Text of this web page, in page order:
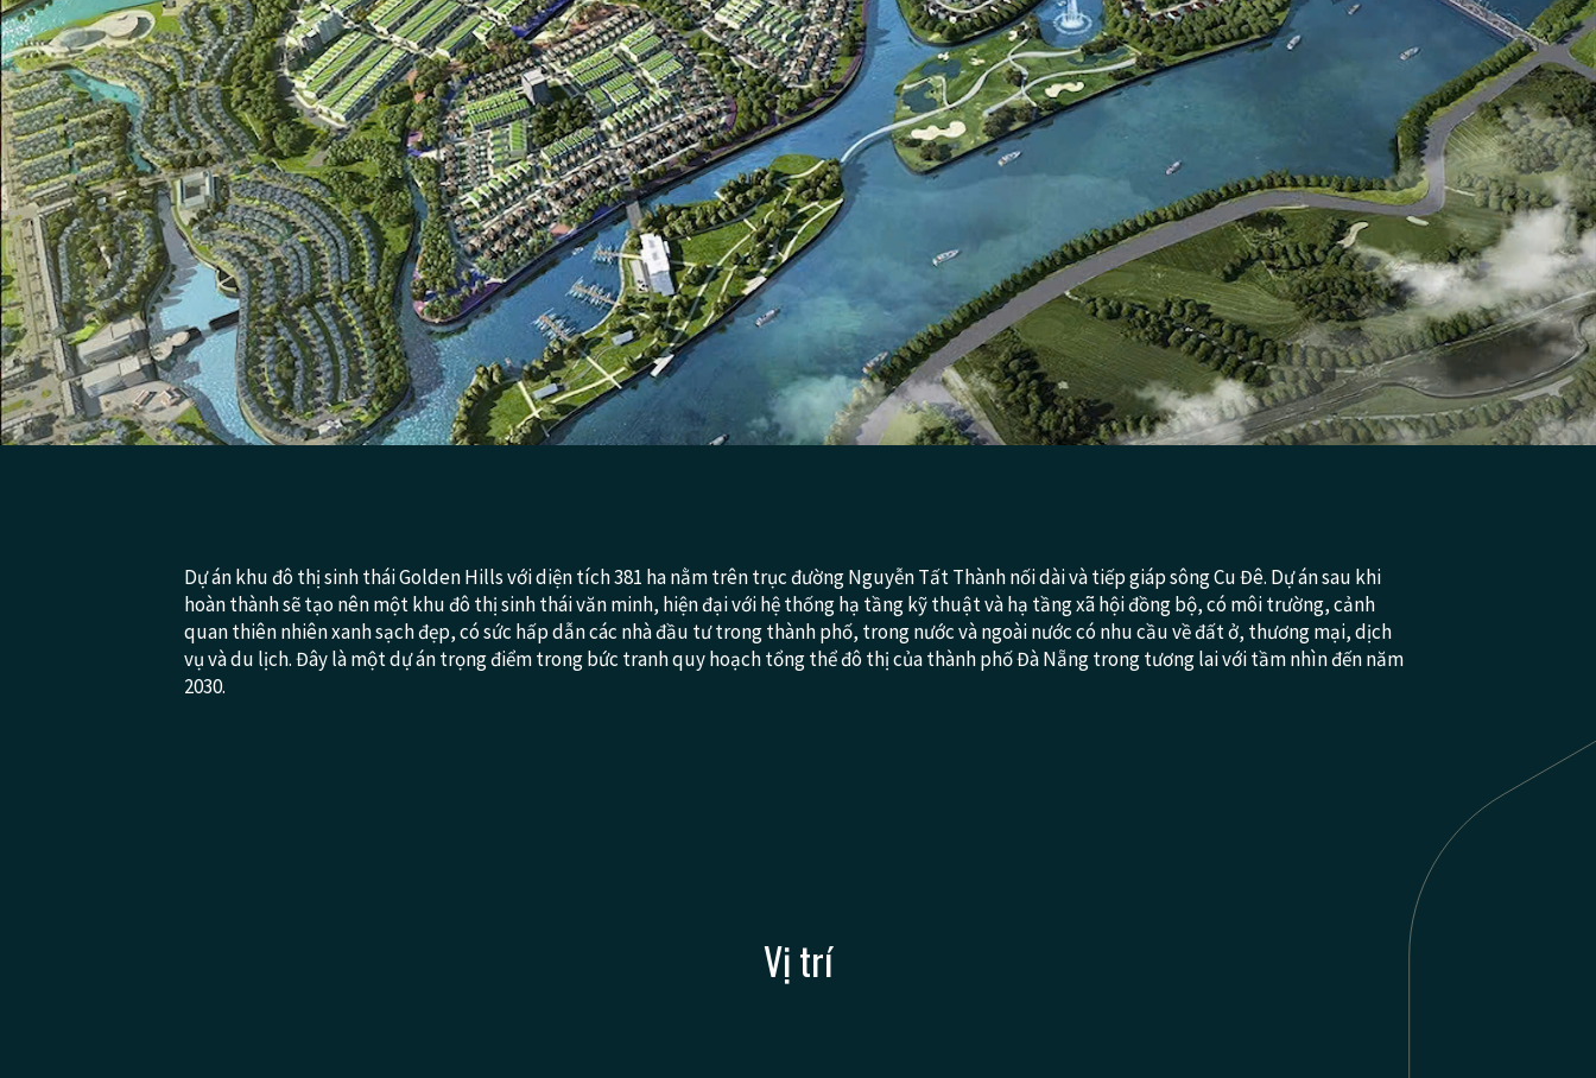
Dự án khu đô thị sinh thái Golden Hills với diện tích 381 ha nằm trên trục đường Nguyễn Tất Thành nối dài và tiếp giáp sông Cu Đê. Dự án sau khi
hoàn thành sẽ tạo nên một khu đô thị sinh thái văn minh, hiện đại với hệ thống hạ tầng kỹ thuật và hạ tầng xã hội đồng bộ, có môi trường, cảnh
quan thiên nhiên xanh sạch đẹp, có sức hấp dẫn các nhà đầu tư trong thành phố, trong nước và ngoài nước có nhu cầu về đất ở, thương mại, dịch
vụ và du lịch. Đây là một dự án trọng điểm trong bức tranh quy hoạch tổng thể đô thị của thành phố Đà Nẵng trong tương lai với tầm nhìn đến năm
2030.
Vị trí